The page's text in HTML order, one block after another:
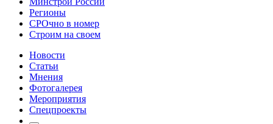
Регионы
СРОчно в номер
Строим на своем
Новости
Статьи
Мнения
Фотогалерея
Мероприятия
Спецпроекты